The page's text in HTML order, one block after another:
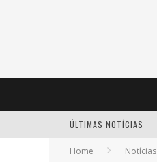
ÚLTIMAS NOTÍCIAS
Home Notícias